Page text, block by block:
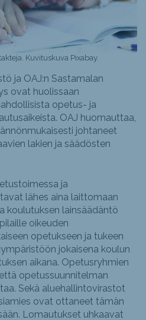
Kuvituskuva Pixabay.
ja OAJ:n Sastamalan
ovat huolissaan
opetus- ja
OAJ huomauttaa,
johtaneet
lakien ja säädösten
ja
lähes aina laittomaan
koulutuksen lainsäädäntö
oikeuden
opetukseen ja tukeen
jokaisena koulun
aikana. Opetusryhmien
opetussuunnitelman
Sekä aluehallintovirastot
ovat ottaneet tämän
Lomautukset uhkaavat